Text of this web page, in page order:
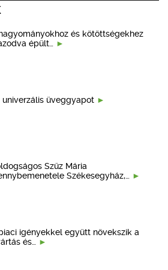
és kötöttségekhez
épült…
univerzális üveggyapot
Szűz Mária
Székesegyház,…
igényekkel együtt növekszik a
és…